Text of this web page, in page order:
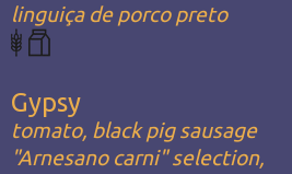
linguiça de porco preto
Gypsy
tomato, black pig sausage
"Arnesano carni" selection,